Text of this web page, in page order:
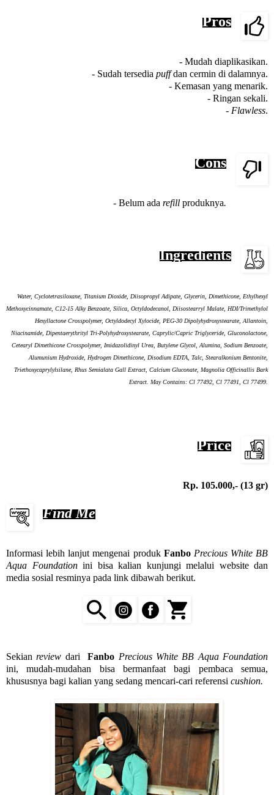
Pros
- Mudah diaplikasikan.
- Sudah tersedia puffdan cermin di dalamnya.
- Kemasan yang menarik.
- Ringan sekali.
- Flawless.
Cons
- Belum adarefillproduknya.
Ingredients
Water, Cyclotetrasiloxane, Titanium Dioxide, Diisopropyl Adipate, Glycerin, Dimethicone, Ethylhexyl
Methoxycinnamate, C12-15 Alky Benzoate, Silica, Octyldodecanol, Diisostearryl Malate, HDI/Trimethylol
Hexyllactone Crosspolymer, Octyldodecyl Xylocide, PEG-30 Dipolyhydroxystearate, Allantoin,
Niacinamide, Dipentaerythrityl Tri-Polyhydroxystearate, Caprylic/Capric Triglyceride, Gluconolactone,
Cetearyl Dimethicone Crosspolymer, Imidazolidinyl Urea, Butylene Glycol, Alumina, Sodium Benzoate,
Alumunium Hydroxide, Hydrogen Dimethicone, Disodium EDTA, Talc, Stearalkonium Bentonite,
Triethoxycaprylylsilane, Rhus Semialata Gall Extract, Calcium Gluconate, Magnolia Officinallis Bark
Extract. May Contains: Cl 77492, Cl 77491, Cl 77499.
Price
Rp. 105.000,- (13 gr)
Find Me
Informasi lebih lanjut mengenai produk FanboPrecious White BB
Aqua Foundation ini bisa kalian kunjungi melalui website dan
media sosial resminya pada link dibawah berikut.
Sekianreview dari Fanbo Precious White BB Aqua Foundation
ini, mudah-mudahan bisa bermanfaat bagi pembaca semua,
khususnya bagi kalian yang sedang mencari-cari referensi cushion.